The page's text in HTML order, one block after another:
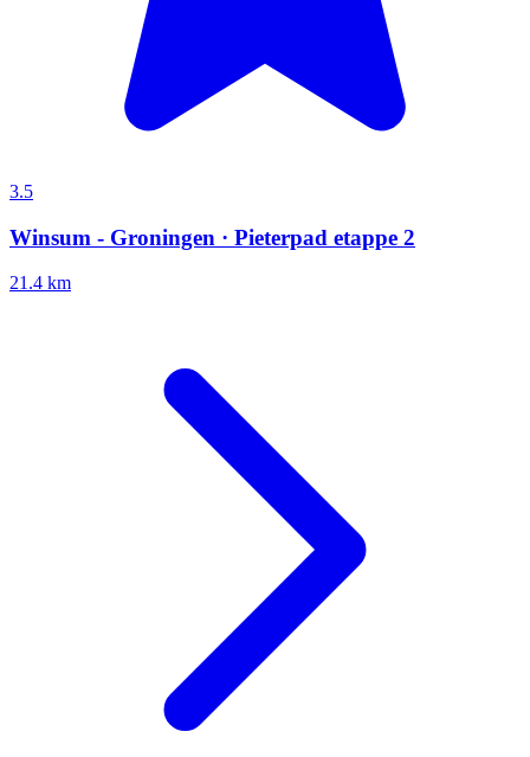
3.5
Winsum - Groningen · Pieterpad etappe 2
21.4 km